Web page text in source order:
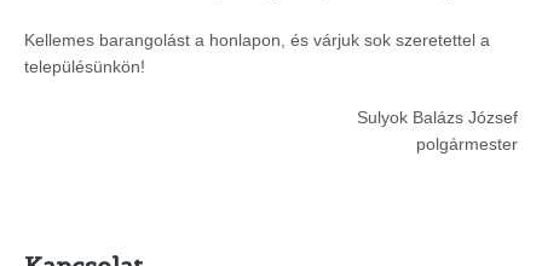
Kellemes barangolást a honlapon, és várjuk sok szeretettel a
településünkön!
Sulyok Balázs József
polgármester